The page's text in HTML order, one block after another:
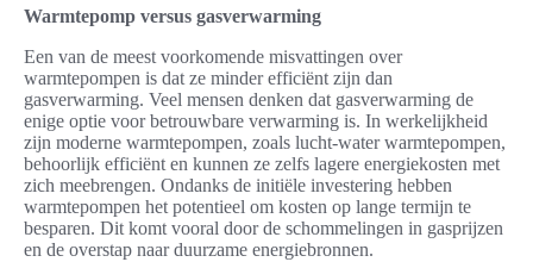
Warmtepomp versus gasverwarming
Een van de meest voorkomende misvattingen over
warmtepompen is dat ze minder efficiënt zijn dan
gasverwarming. Veel mensen denken dat gasverwarming de
enige optie voor betrouwbare verwarming is. In werkelijkheid
zijn moderne warmtepompen, zoals lucht-water warmtepompen,
behoorlijk efficiënt en kunnen ze zelfs lagere energiekosten met
zich meebrengen. Ondanks de initiële investering hebben
warmtepompen het potentieel om kosten op lange termijn te
besparen. Dit komt vooral door de schommelingen in gasprijzen
en de overstap naar duurzame energiebronnen.